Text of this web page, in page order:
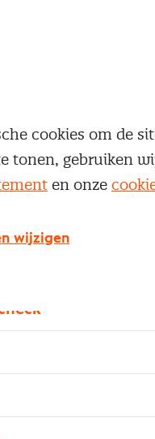
Nevi 2 ga je
1 begeleiding
bestaat uit de
cookies om de
tonen, gebruiken
en onze
wijzigen